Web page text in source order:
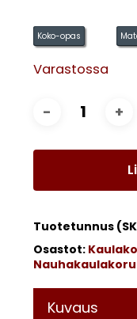
Koko-opas
Varastossa
Tuotetunnus
Osastot:
Kuvaus